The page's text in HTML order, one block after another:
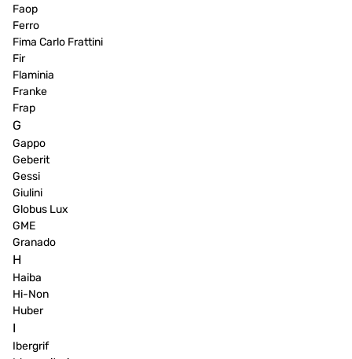
Faop
Ferro
Fima Carlo Frattini
Fir
Flaminia
Franke
Frap
G
Gappo
Geberit
Gessi
Giulini
Globus Lux
GME
Granado
H
Haiba
Hi-Non
Huber
I
Ibergrif